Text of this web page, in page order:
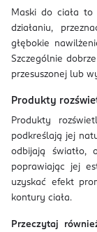
Maski do ciała
działaniu,
głębokie
Szczególnie
przesuszonej lub
Produkty
Produkty
podkreślają jej
odbijają światło,
poprawiając jej
uzyskać efekt
kontury ciała.
Przeczytaj